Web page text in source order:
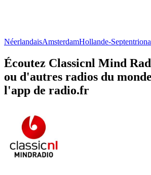
NéerlandaisAmsterdamHollande-
Écoutez Classicnl Mind
ou d'autres radios du
l'app de radio.fr